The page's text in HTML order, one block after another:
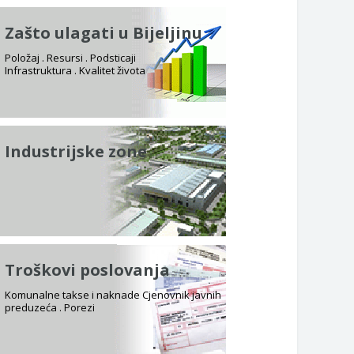
Zašto ulagati u Bijeljinu
Položaj . Resursi . Podsticaji
Infrastruktura . Kvalitet života
Industrijske zone
Troškovi poslovanja
Komunalne takse i naknade Cjenovnik javnih
preduzeća . Porezi